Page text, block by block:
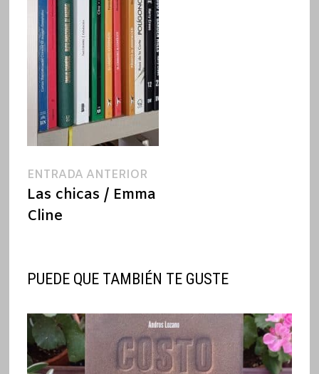
Navegación
de
ENTRADA ANTERIOREntrada
anterior:
Las chicas / Emma
Cline
PUEDE QUE TAMBIÉN TE GUSTE